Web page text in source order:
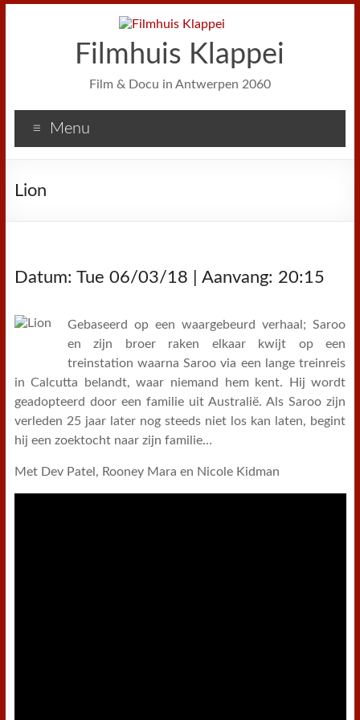
Filmhuis Klappei
Film & Docu in Antwerpen 2060
Menu
Lion
Datum: Tue 06/03/18 | Aanvang: 20:15
Gebaseerd op een waargebeurd verhaal; Saroo
en zijn broer raken elkaar kwijt op een
treinstation waarna Saroo via een lange treinreis
in Calcutta belandt, waar niemand hem kent. Hij wordt
geadopteerd door een familie uit Australië. Als Saroo zijn
verleden 25 jaar later nog steeds niet los kan laten, begint
hij een zoektocht naar zijn familie…
Met Dev Patel, Rooney Mara en Nicole Kidman